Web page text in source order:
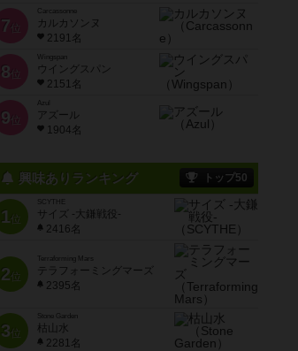
7 位
Carcassonne
カルカソンヌ
2191名
8 位
Wingspan
ウイングスパン
2151名
9 位
Azul
アズール
1904名
興味ありランキング トップ50
1位
SCYTHE
サイズ -大鎌戦役-
2416名
2位
Terraforming Mars
テラフォーミングマーズ
2395名
3位
Stone Garden
枯山水
2281名